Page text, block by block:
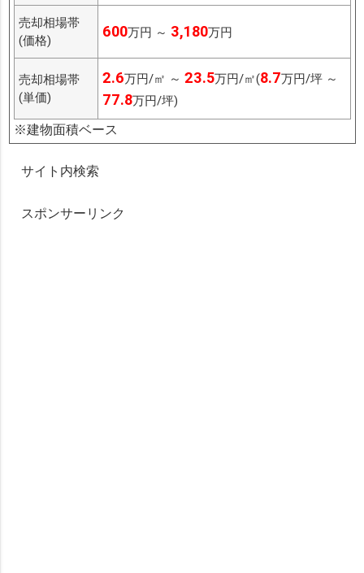
売却相場帯
(価格)
600万円 ～ 3,180万円
売却相場帯
(単価)
2.6万円/㎡ ～ 23.5万円/㎡(8.7万円/坪 ～
77.8万円/坪)
※建物面積ベース
サイト内検索
スポンサーリンク